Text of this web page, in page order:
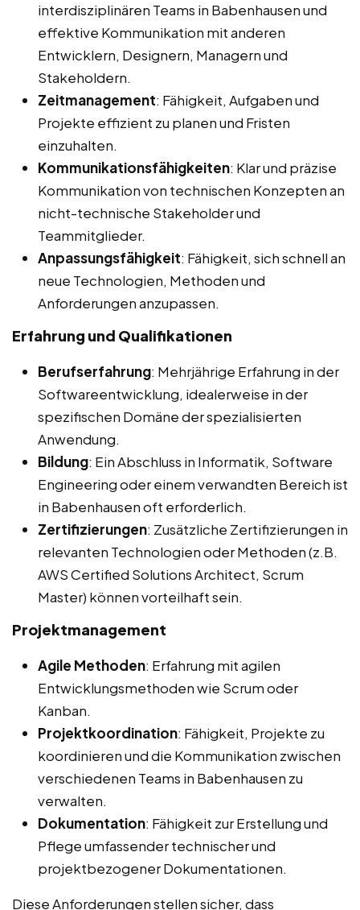
interdisziplinären Teams in Babenhausen und
effektive Kommunikation mit anderen
Entwicklern, Designern, Managern und
Stakeholdern.
Zeitmanagement: Fähigkeit, Aufgaben und
Projekte effizient zu planen und Fristen
einzuhalten.
Kommunikationsfähigkeiten: Klar und präzise
Kommunikation von technischen Konzepten an
nicht-technische Stakeholder und
Teammitglieder.
Anpassungsfähigkeit: Fähigkeit, sich schnell an
neue Technologien, Methoden und
Anforderungen anzupassen.
Erfahrung und Qualifikationen
Berufserfahrung: Mehrjährige Erfahrung in der
Softwareentwicklung, idealerweise in der
spezifischen Domäne der spezialisierten
Anwendung.
Bildung: Ein Abschluss in Informatik, Software
Engineering oder einem verwandten Bereich ist
in Babenhausen oft erforderlich.
Zertifizierungen: Zusätzliche Zertifizierungen in
relevanten Technologien oder Methoden (z.B.
AWS Certified Solutions Architect, Scrum
Master) können vorteilhaft sein.
Projektmanagement
Agile Methoden: Erfahrung mit agilen
Entwicklungsmethoden wie Scrum oder
Kanban.
Projektkoordination: Fähigkeit, Projekte zu
koordinieren und die Kommunikation zwischen
verschiedenen Teams in Babenhausen zu
verwalten.
Dokumentation: Fähigkeit zur Erstellung und
Pflege umfassender technischer und
projektbezogener Dokumentationen.
Diese Anforderungen stellen sicher, dass